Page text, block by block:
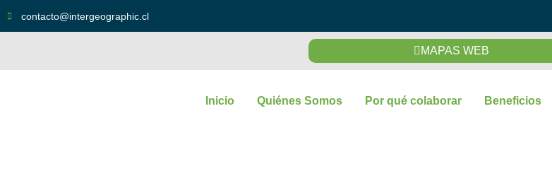
contacto@intergeographic.cl
MAPAS WEB
Inicio Quiénes Somos Por qué colaborar Beneficios